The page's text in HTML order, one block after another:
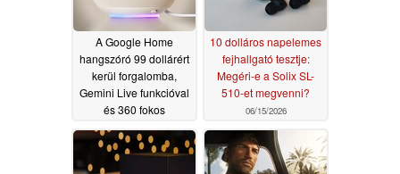
A Google Home
hangszóró 99 dollárért
kerül forgalomba,
Gemini Live funkcióval
és 360 fokos
06/18/2026
10 dolláros napelemes
fejhallgató tesztje:
Megéri-e a Solix SL-
510-et megvenni?
06/15/2026